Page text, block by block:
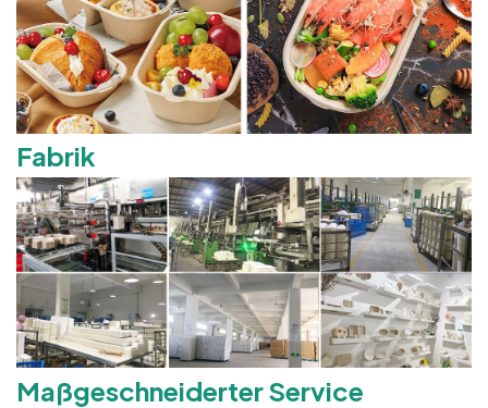
Fabrik
Maßgeschneiderter Service